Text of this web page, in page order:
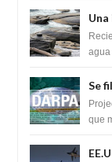
agua
Se
que